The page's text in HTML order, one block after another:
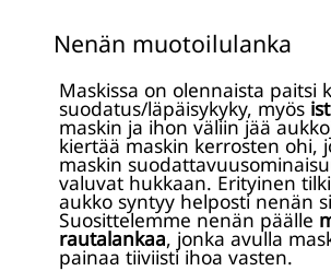
Nenän muotoilulanka
Maskissa on olennaista paitsi
suodatus/läpäisykyky, myös
maskin ja ihon väliin jää
kiertää maskin kerrosten ohi,
maskin
valuvat hukkaan. Erityinen
aukko syntyy helposti nenän
Suosittelemme nenän päälle
rautalankaa, jonka avulla
painaa tiiviisti ihoa vasten.